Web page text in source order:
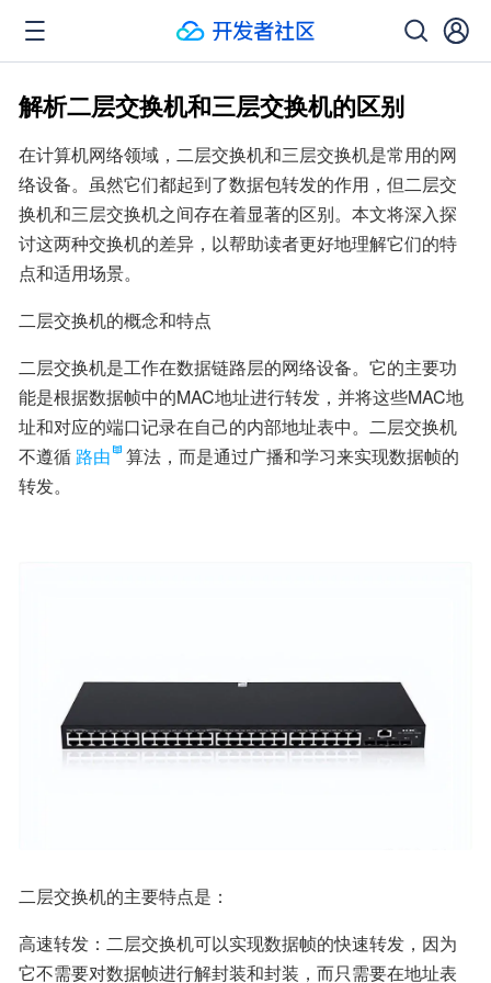
解析二层交换机和三层交换机的区别
在计算机网络领域，二层交换机和三层交换机是常用的网
络设备。虽然它们都起到了数据包转发的作用，但二层交
换机和三层交换机之间存在着显著的区别。本文将深入探
讨这两种交换机的差异，以帮助读者更好地理解它们的特
点和适用场景。
二层交换机的概念和特点
二层交换机是工作在数据链路层的网络设备。它的主要功
能是根据数据帧中的MAC地址进行转发，并将这些MAC地
址和对应的端口记录在自己的内部地址表中。二层交换机
不遵循 路由
算法，而是通过广播和学习来实现数据帧的
转发。
二层交换机的主要特点是：
高速转发：二层交换机可以实现数据帧的快速转发，因为
它不需要对数据帧进行解封装和封装，而只需要在地址表